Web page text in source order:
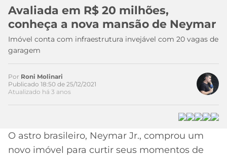
DE
APOSTA
MELHORES
SITES
DE
APOSTAS
2026
PROMOCIONAL
BETBOOM
COPA
DO
MUNDO
TIMES
MEU
PALMEIRAS
CAMPEONATOS
BRASILEIRÃO
SÉRIE
MÍDIA
ESPORTIVA
Avaliada em R$ 20 milhões,
conheça a nova mansão de Neymar
Imóvel conta com infraestrutura invejável com 20 vagas de
garagem
Acesse o perfil do autor
no Twitter
Por Roni Molinari
Publicado 18:50 de 25/12/2021
Atualizado há 3 anos
O astro brasileiro, Neymar Jr., comprou um
novo imóvel para curtir seus momentos de